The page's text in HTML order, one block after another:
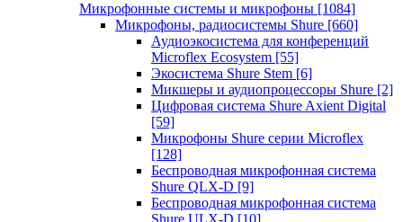
Микрофонные системы и микрофоны [1084]
Микрофоны, радиосистемы Shure [660]
Аудиоэкосистема для конференций
Microflex Ecosystem [55]
Экосистема Shure Stem [6]
Микшеры и аудиопроцессоры Shure [2]
Цифровая система Shure Axient Digital
[59]
Микрофоны Shure серии Microflex
[128]
Беспроводная микрофонная система
Shure QLX-D [9]
Беспроводная микрофонная система
Shure ULX-D [10]